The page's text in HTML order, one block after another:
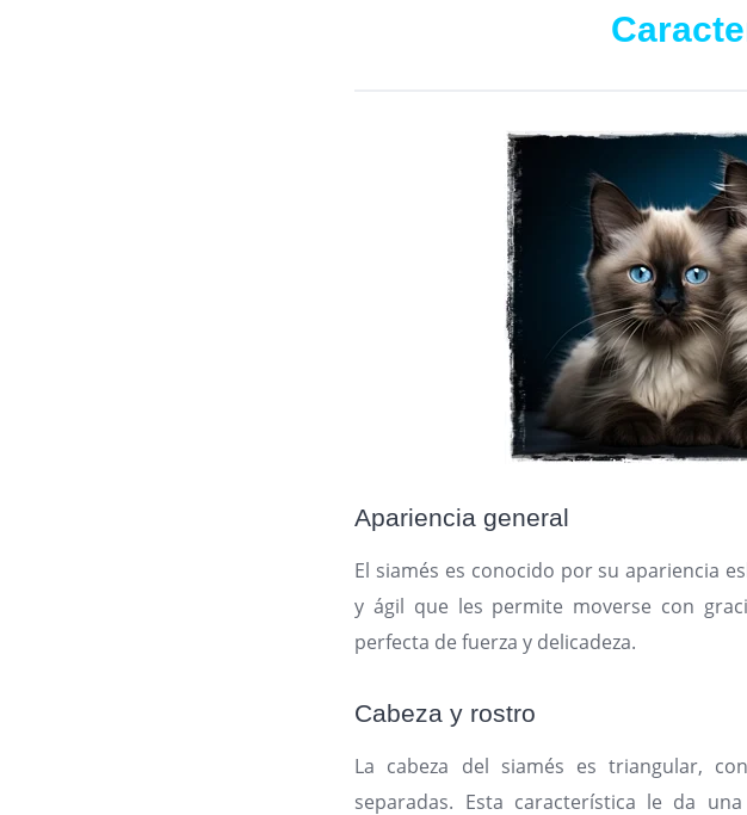
Apariencia general
El siamés es conocido por su apariencia
y ágil que les permite moverse con
perfecta de fuerza y delicadeza.
Cabeza y rostro
La cabeza del siamés es triangular,
separadas. Esta característica le da